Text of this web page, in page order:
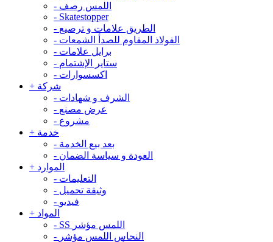
- اللمس رصف
- Skatestopper
- الطريق علامات و ترصيع
- الفولاذ المقاوم للصدأ الشمعات
- برايل علامات
- ستاير الإشتمام
- اكسسوارات
+ شركة
- الشرف و شهادات
- عرض مصنع
- مشروع
+ خدمة
- بعد بيع الخدمة
- العودة و سياسة الضمان
+ الموارد
- التعليمات
- وثيقة تحميل
- فيديو
+ المواد
-
SS اللمس مؤشر
- النحاس اللمس مؤشر